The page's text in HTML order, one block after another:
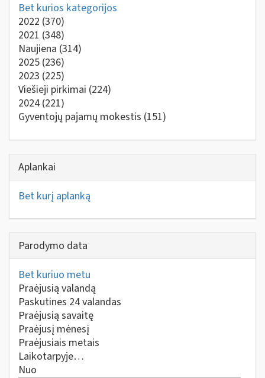
Bet kurios kategorijos
2022 (370)
2021 (348)
Naujiena (314)
2025 (236)
2023 (225)
Viešieji pirkimai (224)
2024 (221)
Gyventojų pajamų mokestis (151)
Aplankai
Bet kurį aplanką
Parodymo data
Bet kuriuo metu
Praėjusią valandą
Paskutines 24 valandas
Praėjusią savaitę
Praėjusį mėnesį
Praėjusiais metais
Laikotarpyje…
Nuo